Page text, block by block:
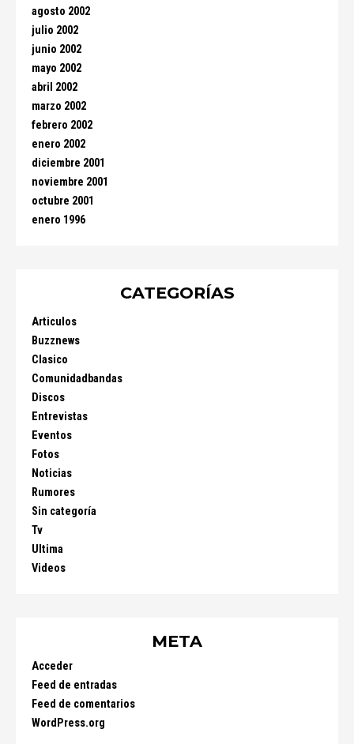
agosto 2002
julio 2002
junio 2002
mayo 2002
abril 2002
marzo 2002
febrero 2002
enero 2002
diciembre 2001
noviembre 2001
octubre 2001
enero 1996
CATEGORÍAS
Articulos
Buzznews
Clasico
Comunidadbandas
Discos
Entrevistas
Eventos
Fotos
Noticias
Rumores
Sin categoría
Tv
Ultima
Videos
META
Acceder
Feed de entradas
Feed de comentarios
WordPress.org